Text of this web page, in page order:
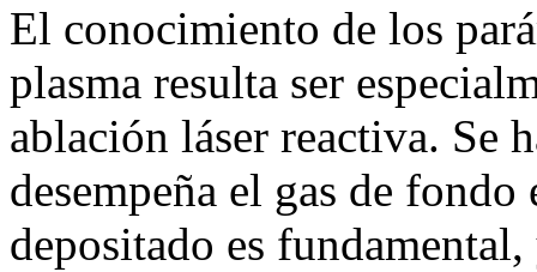
El conocimiento de los
plasma resulta ser
ablación láser reactiva. Se
desempeña el gas de
depositado es